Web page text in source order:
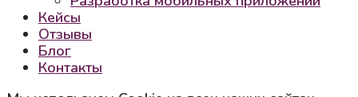
Кейсы
Отзывы
Блог
Контакты